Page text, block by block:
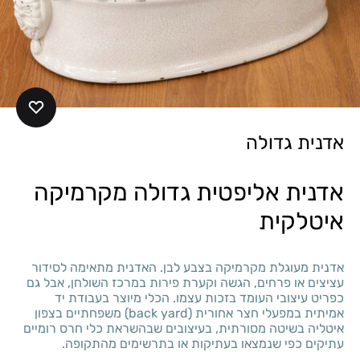
אדנית גדולה
אדנית אליפטית גדולה מקרמיקה
איטלקית
אדנית מעוגלת מקרמיקה בצבע לבן. האדנית מתאימה לסידור
עציצים או פרחים, הגשה וקערת פירות במרכז השולחן, אבל גם
כפריט עיצובי העומד בזכות עצמו. הכלי מיוצר בעבודת יד
אמיתית במפעלי חצר אחורית (back yard) משפחתיים בצפון
איטליה בשיטה מסורתית, בעיצובים שבהשראת כלי חרס רומיים
עתיקים כפי שנמצאו בעתיקות או בתרשימים מהתקופה.